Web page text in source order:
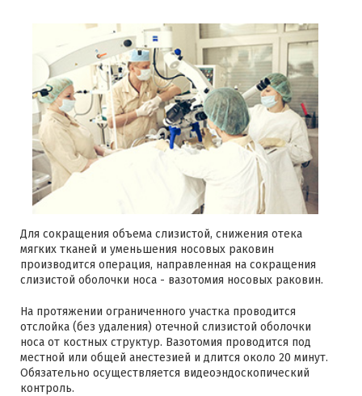
Для сокращения объема слизистой, снижения отека
мягких тканей и уменьшения носовых раковин
производится операция, направленная на сокращения
слизистой оболочки носа - вазотомия носовых раковин.
На протяжении ограниченного участка проводится
отслойка (без удаления) отечной слизистой оболочки
носа от костных структур. Вазотомия проводится под
местной или общей анестезией и длится около 20 минут.
Обязательно осуществляется видеоэндоскопический
контроль.